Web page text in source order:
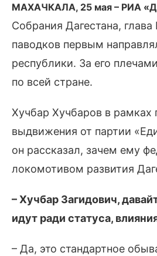
МАХАЧКАЛА, 25 мая – РИА
Собрания Дагестана,
паводков первым
республики. За его
по всей стране.
Хучбар Хучбаров в рамках
выдвижения от партии
он рассказал, зачем ему
локомотивом развития
– Хучбар Загидович,
идут ради статуса,
– Да, это стандартное